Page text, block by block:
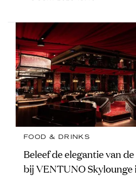
FOOD & DRINKS
Beleef de elegantie van
bij VENTUNO Skylounge